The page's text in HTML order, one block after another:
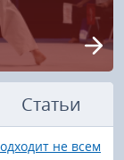
Статьи
не всем